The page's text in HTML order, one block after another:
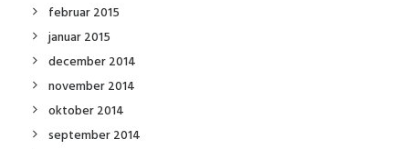
februar 2015
januar 2015
december 2014
november 2014
oktober 2014
september 2014